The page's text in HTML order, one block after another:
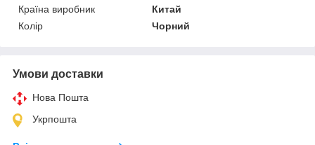
Країна виробник
Китай
Колір
Чорний
Умови доставки
Нова Пошта
Укрпошта